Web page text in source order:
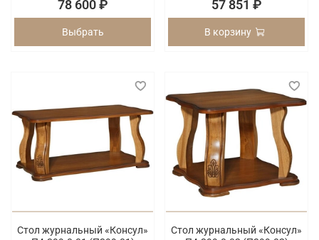
78 600 ₽
Выбрать
57 851 ₽
В корзину
Стол журнальный «Консул»
Стол журнальный «Консул»